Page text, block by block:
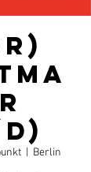
  |
Berlin